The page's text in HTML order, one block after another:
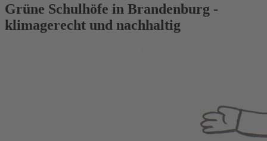
Grüne Schulhöfe in Brandenburg -
klimagerecht und nachhaltig